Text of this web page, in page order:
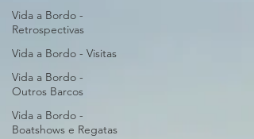
Vida a Bordo -
Retrospectivas
Vida a Bordo - Visitas
Vida a Bordo -
Outros Barcos
Vida a Bordo -
Boatshows e Regatas